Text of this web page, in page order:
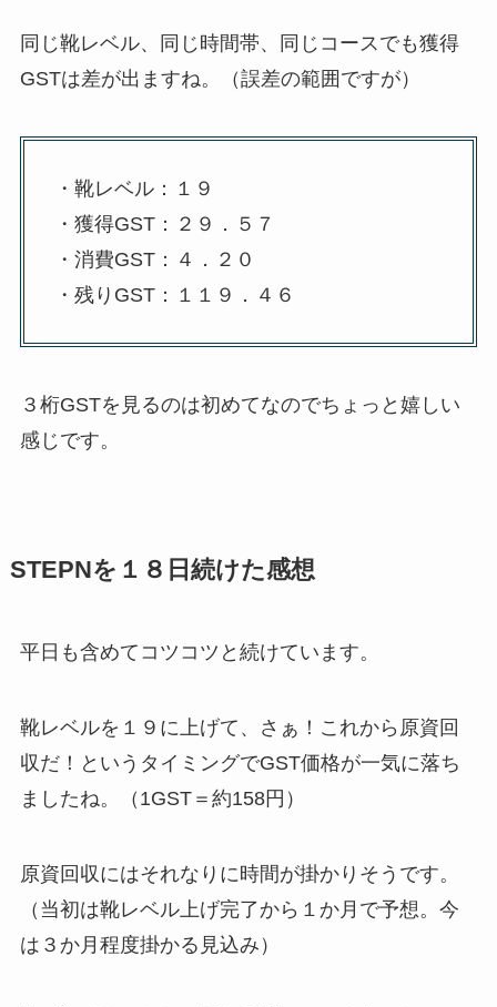
同じ靴レベル、同じ時間帯、同じコースでも獲得
GSTは差が出ますね。（誤差の範囲ですが）
・靴レベル：１９
・獲得GST：２９．５７
・消費GST：４．２０
・残りGST：１１９．４６
３桁GSTを見るのは初めてなのでちょっと嬉しい
感じです。
STEPNを１８日続けた感想
平日も含めてコツコツと続けています。
靴レベルを１９に上げて、さぁ！これから原資回
収だ！というタイミングでGST価格が一気に落ち
ましたね。（1GST＝約158円）
原資回収にはそれなりに時間が掛かりそうです。
（当初は靴レベル上げ完了から１か月で予想。今
は３か月程度掛かる見込み）